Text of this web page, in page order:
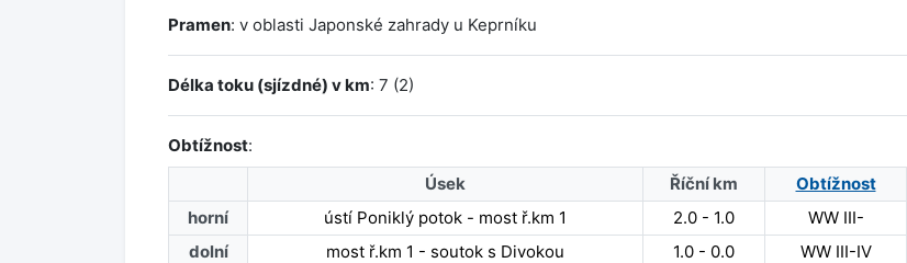
Pramen: v oblasti Japonské zahrady u Keprníku
Délka toku (sjízdné) v km: 7 (2)
Obtížnost:
Úsek
Říční km
Obtížnost
horní
ústí Poniklý potok - most ř.km 1 2.0 - 1.0
WW III-
dolní
most ř.km 1 - soutok s Divokou 1.0 - 0.0 WW III-IV